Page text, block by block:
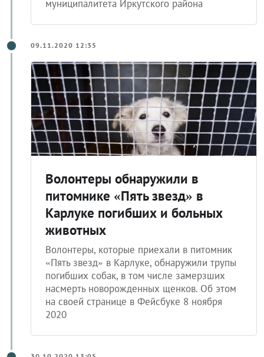
питомнике «Пять звезд» в
Карлуке погибших и больных
животных
Волонтеры, которые приехали в питомник
«Пять звезд» в Карлуке, обнаружили трупы
погибших собак, в том числе замерзших
насмерть новорожденных щенков. Об этом
на своей странице в Фейсбуке 8 ноября
2020